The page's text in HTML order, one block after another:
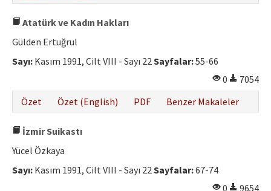
Atatürk ve Kadın Hakları
Gülden Ertuğrul
Sayı: Kasım 1991, Cilt VIII - Sayı 22Sayfalar:55-66
0
7054
Özet
Özet (English) PDF Benzer Makaleler
İzmir Suikastı
Yücel Özkaya
Sayı: Kasım 1991, Cilt VIII - Sayı 22Sayfalar:67-74
0
9654